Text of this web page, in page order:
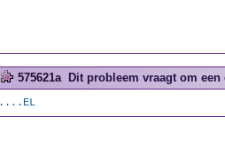
575621a Dit probleem vraagt om
....EL